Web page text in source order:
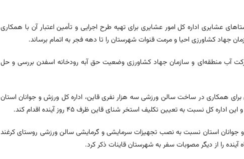
عشایری اداره کل امور عشایری برای تهیه طرح اجرایی و تأمین اعتبار آن با همکاری
جهاد کشاورزی احیا و مرمت قنوات شهرستان را تا دهه فجر به اتمام برساند.
آب منطقه‌ای و سازمان جهاد کشاورزی وضعیت حق آبه رودخانه اسفدن بررسی و حل
همکاری در ساخت سالن ورزشی سه هزار نفری قاین، اداره کل ورزش و جوانان استان
کل نسبت به تعیین تکلیف استخر شنای قاین ظرف ۴۵ روز آینده اقدام کند.
و جوانان استان نسبت به نصب تجهیزات سرمایشی و گرمایشی سالن ورزشی روستای کرغند
را از دیگر مصوبات سفر به شهرستان قاینات ذکر کرد.